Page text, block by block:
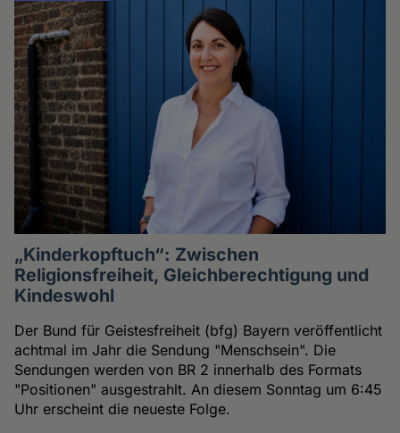
„Kinderkopftuch“: Zwischen
Religionsfreiheit, Gleichberechtigung und
Kindeswohl
Der Bund für Geistesfreiheit (bfg) Bayern veröffentlicht
achtmal im Jahr die Sendung "Menschsein". Die
Sendungen werden von BR 2 innerhalb des Formats
"Positionen" ausgestrahlt. An diesem Sonntag um 6:45
Uhr erscheint die neueste Folge.